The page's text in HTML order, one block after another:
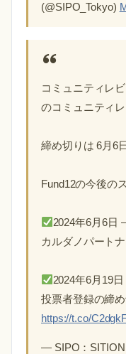
(@SIPO_Tokyo)
コミュニティレ
のコミュニティ
締め切りは 6月6日
Fund12の今後の
2024年6月6日
カルダノパート
2024年6月19日
投票者登録の締
https://t.co/
— SIPO：SITION